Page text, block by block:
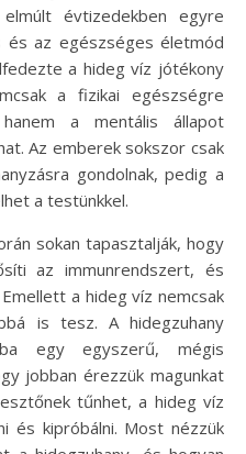
évtizedekben egyre
az egészséges életmód
a hideg víz jótékony
a fizikai egészségre
a mentális állapot
Az emberek sokszor csak
gondolnak, pedig a
a testünkkel.
sokan tapasztalják, hogy
az immunrendszert, és
a hideg víz nemcsak
is tesz. A hidegzuhany
egy egyszerű, mégis
jobban érezzük magunkat
tűnhet, a hideg víz
és kipróbálni. Most nézzük